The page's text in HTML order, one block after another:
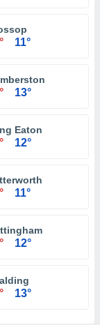
11°
13°
Eaton
12°
11°
12°
13°